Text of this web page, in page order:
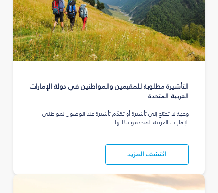
التأشيرة مطلوبة للمقيمين والمواطنين في دولة الإمارات
العربية المتحدة
وجهة لا تحتاج إلى تأشيرة أو تقدّم تأشيرة عند الوصول لمواطني
الإمارات العربية المتحدة وسكانها.
اكتشف المزيد